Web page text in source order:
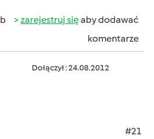
zarejestruj sięaby dodawać
komentarze
Dołączył : 24.08.2012
#21